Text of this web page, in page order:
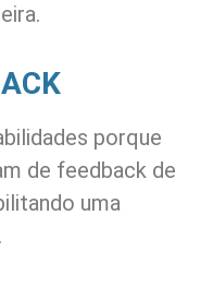
porque
de feedback de
uma